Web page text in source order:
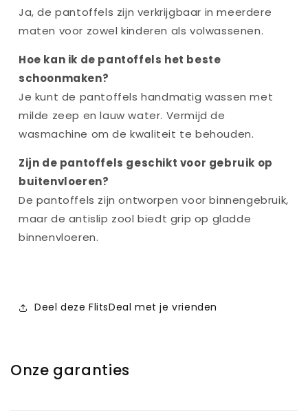
Ja, de pantoffels zijn verkrijgbaar in meerdere
maten voor zowel kinderen als volwassenen.
Hoe kan ik de pantoffels het beste
schoonmaken?
Je kunt de pantoffels handmatig wassen met
milde zeep en lauw water. Vermijd de
wasmachine om de kwaliteit te behouden.
Zijn de pantoffels geschikt voor gebruik op
buitenvloeren?
De pantoffels zijn ontworpen voor binnengebruik,
maar de antislip zool biedt grip op gladde
binnenvloeren.
Deel deze FlitsDeal met je vrienden
Onze garanties